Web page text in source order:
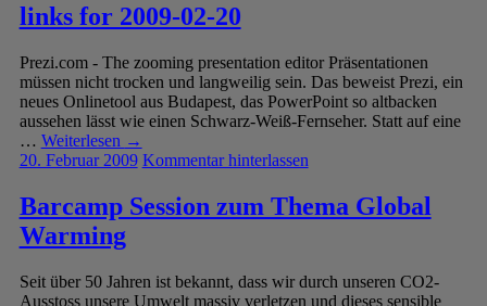
links for 2009-02-20
Prezi.com - The zooming presentation editor Präsentationen
müssen nicht trocken und langweilig sein. Das beweist Prezi, ein
neues Onlinetool aus Budapest, das PowerPoint so altbacken
aussehen lässt wie einen Schwarz-Weiß-Fernseher. Statt auf eine
… Weiterlesen →
20. Februar 2009 Kommentar hinterlassen
Barcamp Session zum Thema Global
Warming
Seit über 50 Jahren ist bekannt, dass wir durch unseren CO2-
Ausstoss unsere Umwelt massiv verletzen und dieses sensible